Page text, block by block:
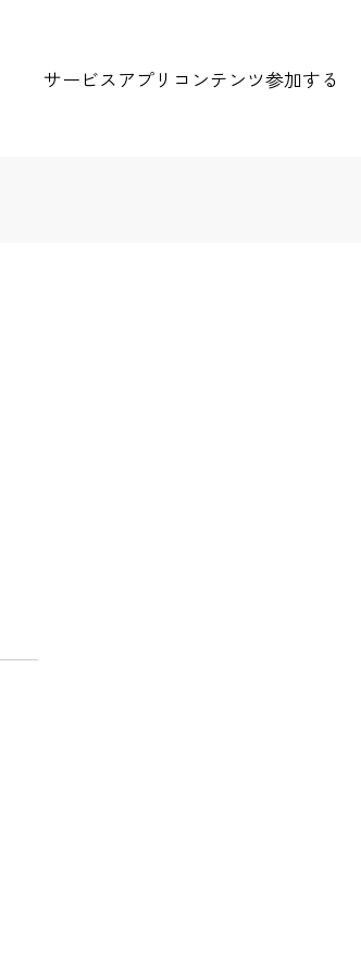
サービスアプリ コンテンツ参加する